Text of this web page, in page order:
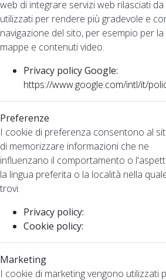
web di integrare servizi web rilasciati
utilizzati per rendere più gradevole e
navigazione del sito, per esempio per
mappe e contenuti video.
Privacy policy Google:
https://www.google.com/intl/it/
Preferenze
I cookie di preferenza consentono al
di memorizzare informazioni che ne
influenzano il comportamento o
la lingua preferita o la località nella
trovi.
Privacy policy:
Cookie policy:
Marketing
I cookie di marketing vengono utilizzati